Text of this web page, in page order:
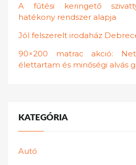
A fűtési keringető
hatékony rendszer alapja
Jól felszerelt irodaház
90×200 matrac akció:
élettartam és minőségi alvás
KATEGÓRIA
Autó